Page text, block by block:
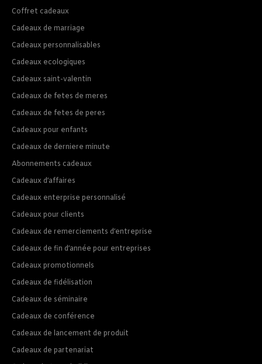
Coffret cadeaux
Cadeaux de marriage
Cadeaux personnalisables
Cadeaux ecologiques
Cadeaux saint-valentin
Cadeaux de fetes de meres
Cadeaux de fetes de peres
Cadeaux pour enfants
Cadeaux de derniere minute
Abonnements cadeaux
Cadeaux d’affaires
Cadeaux enterprise personnalisé
Cadeaux pour clients
Cadeaux de remerciements d’entreprise
Cadeaux de fin d’année pour entreprises
Cadeaux promotionnels
Cadeaux de fidélisation
Cadeaux de séminaire
Cadeaux de conférence
Cadeaux de lancement de produit
Cadeaux de partenariat